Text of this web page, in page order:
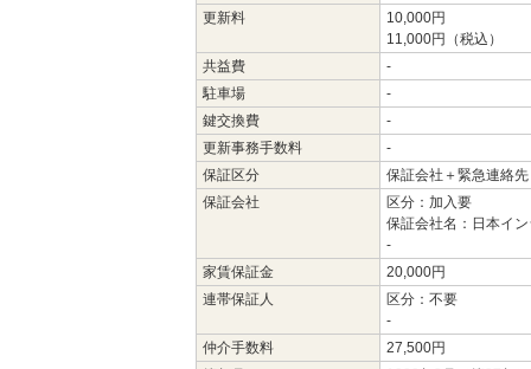
更新料
10,000円
11,000円（税込）
共益費
-
駐車場
-
鍵交換費
-
更新事務手数料
-
保証区分
保証会社＋緊急連絡先
保証会社
区分：加入要
保証会社名：日本イ
-
家賃保証金
20,000円
連帯保証人
区分：不要
-
仲介手数料
27,500円